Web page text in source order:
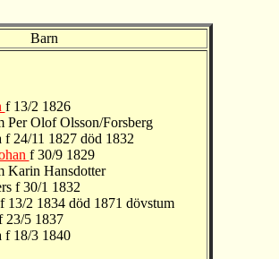
Barn
f 13/2 1826
Per Olof Olsson/Forsberg
f 24/11 1827 död 1832
f 30/9 1829
Karin Hansdotter
f 30/1 1832
13/2 1834 död 1871 dövstum
23/5 1837
f 18/3 1840